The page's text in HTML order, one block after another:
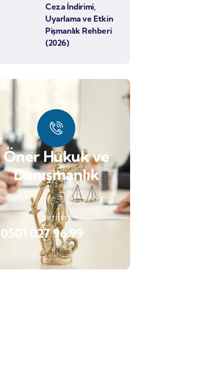
Ceza İndirimi,
Uyarlama ve Etkin
Pişmanlık Rehberi
(2026)
Öner Hukuk ve
Danışmanlık
İletişim
0501 027 96 99